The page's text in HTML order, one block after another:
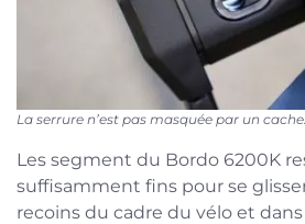
La serrure n’est pas masquée par un cache.
Les segment du Bordo 6200K
suffisamment fins pour se
recoins du cadre du vélo et